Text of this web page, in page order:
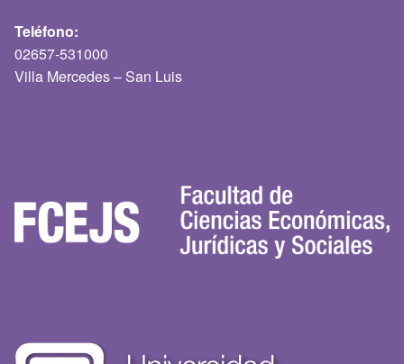
Teléfono:
02657-531000
Villa Mercedes – San Luis